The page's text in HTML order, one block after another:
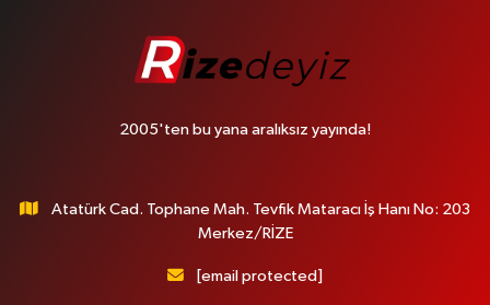
2005'ten bu yana aralıksız yayında!
Atatürk Cad. Tophane Mah. Tevfik Mataracı İş Hanı No: 203
Merkez/RİZE
[email protected]